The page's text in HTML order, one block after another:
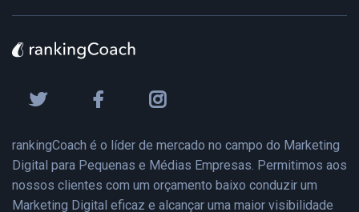
rankingCoach é o líder de mercado no campo do Marketing
Digital para Pequenas e Médias Empresas. Permitimos aos
nossos clientes com um orçamento baixo conduzir um
Marketing Digital eficaz e alcançar uma maior visibilidade